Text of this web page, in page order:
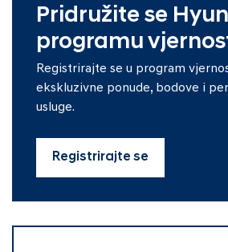
Pridružite se
programu
Registrirajte se u program
ekskluzivne ponude, bodove i
usluge.
Registrirajte se